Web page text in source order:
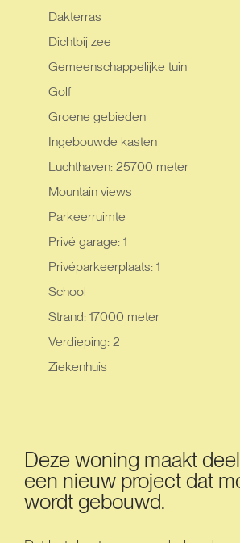
Dakterras
Dichtbij zee
Gemeenschappelijke tuin
Golf
Groene gebieden
Ingebouwde kasten
Luchthaven: 25700 meter
Mountain views
Parkeerruimte
Privé garage: 1
Privéparkeerplaats: 1
School
Strand: 17000 meter
Verdieping: 2
Ziekenhuis
Deze woning maakt
een nieuw project dat
wordt gebouwd.